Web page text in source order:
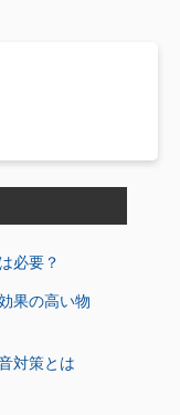
必要？
果の高い物
対策とは